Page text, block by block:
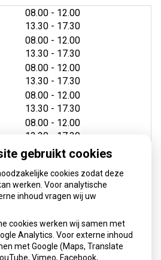
08.00 tot
- 12.00
13.30 tot
- 17.30
08.00 tot
- 12.00
13.30 tot
- 17.30
08.00 tot
- 12.00
13.30 tot
- 17.30
08.00 tot
- 12.00
13.30 tot
- 17.30
08.00 tot
- 12.00
13.30
tot
- 17.30
aanvragen
gebruikt cookies
cookies zodat deze
werken. Voor analytische
inhoud vragen wij uw
cookies werken wij samen met
Analytics. Voor externe inhoud
met Google (Maps, Translate
Vimeo, Facebook,